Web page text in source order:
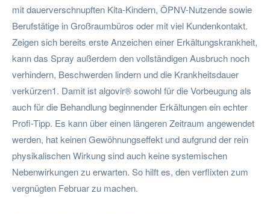
mit dauerverschnupften Kita-Kindern, ÖPNV-Nutzende sowie
Berufstätige in Großraumbüros oder mit viel Kundenkontakt.
Zeigen sich bereits erste Anzeichen einer Erkältungskrankheit,
kann das Spray außerdem den vollständigen Ausbruch noch
verhindern, Beschwerden lindern und die Krankheitsdauer
verkürzen1. Damit ist algovir® sowohl für die Vorbeugung als
auch für die Behandlung beginnender Erkältungen ein echter
Profi-Tipp. Es kann über einen längeren Zeitraum angewendet
werden, hat keinen Gewöhnungseffekt und aufgrund der rein
physikalischen Wirkung sind auch keine systemischen
Nebenwirkungen zu erwarten. So hilft es, den verflixten zum
vergnügten Februar zu machen.